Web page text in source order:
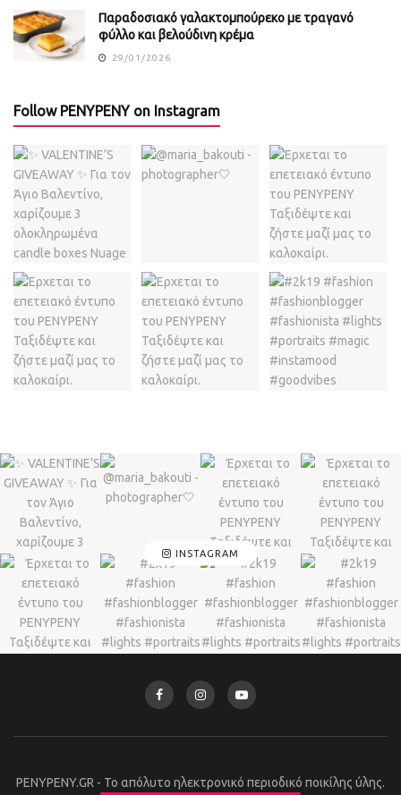
Παραδοσιακό γαλακτομπούρεκο με τραγανό
φύλλο και βελούδινη κρέμα
29/01/2026
Follow PENYPENY on Instagram
INSTAGRAM
PENYPENY.GR - Το απόλυτο ηλεκτρονικό περιοδικό ποικίλης ύλης.